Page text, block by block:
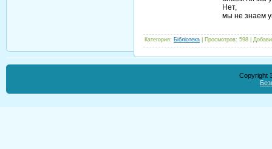
Нет,
мы не знаем
Категория: Бібліотека Просмотров: 598
Copyright